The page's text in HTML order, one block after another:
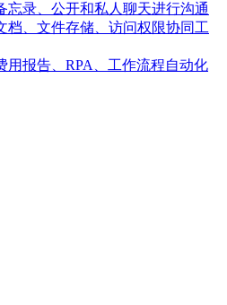
忘录、公开和私人聊天进行沟通
档、文件存储、访问权限协同工
用报告、RPA、工作流程自动化